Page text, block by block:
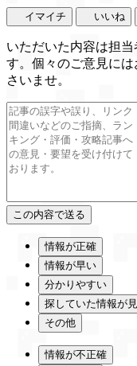
イマイチ いいね
いただいた内容は担
す。個々のご意見に
さいませ。
情報が正確
情報が早い
分かりやすい
探していた情報が
その他
情報が不正確